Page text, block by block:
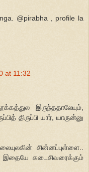
@pirabha , profile la
at 11:32
இருந்ததாலேயும்,
திருப்பி யார், யாருன்னு
சின்னப்புள்ளை..
இதையே கடைசிவரைக்கும்